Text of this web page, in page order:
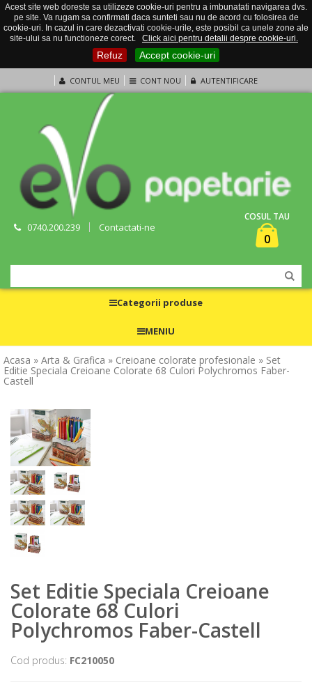
Acest site web doreste sa utilizeze cookie-uri pentru a imbunatati navigarea dvs.
pe site. Va rugam sa confirmati daca sunteti sau nu de acord cu folosirea de
cookie-uri. In cazul in care dezactivati cookie-urile, este posibil ca unele zone ale
site-ului sa nu functioneze corect.
Click aici pentru detalii despre cookie-uri.
Refuz Accept cookie-uri
CONTUL MEU CONT NOU AUTENTIFICARE
0740.200.239 Contactati-ne
COSUL TAU
0
Categorii produse
MENIU
Acasa » Arta & Grafica » Creioane colorate profesionale » Set
Editie Speciala Creioane Colorate 68 Culori Polychromos Faber-
Castell
Set Editie Speciala Creioane
Colorate 68 Culori
Polychromos Faber-Castell
Cod produs: FC210050